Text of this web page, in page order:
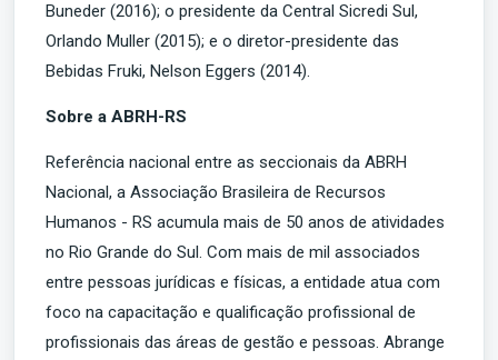
Buneder (2016); o presidente da Central Sicredi Sul,
Orlando Muller (2015); e o diretor-presidente das
Bebidas Fruki, Nelson Eggers (2014).
Sobre a ABRH-RS
Referência nacional entre as seccionais da ABRH
Nacional, a Associação Brasileira de Recursos
Humanos - RS acumula mais de 50 anos de atividades
no Rio Grande do Sul. Com mais de mil associados
entre pessoas jurídicas e físicas, a entidade atua com
foco na capacitação e qualificação profissional de
profissionais das áreas de gestão e pessoas. Abrange